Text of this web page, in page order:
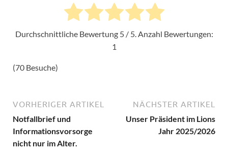
Durchschnittliche Bewertung 5/ 5. Anzahl Bewertungen:
1
(70 Besuche)
VORHERIGER ARTIKEL
Notfallbrief und
Informationsvorsorge
nicht nur im Alter.
NÄCHSTER ARTIKEL
Unser Präsident im Lions
Jahr 2025/2026